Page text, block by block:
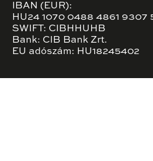
IBAN (EUR):
HU24 1070 0488 4861 9307
SWIFT: CIBHHUHB
Bank: CIB Bank Zrt.
EU adószám: HU18245402